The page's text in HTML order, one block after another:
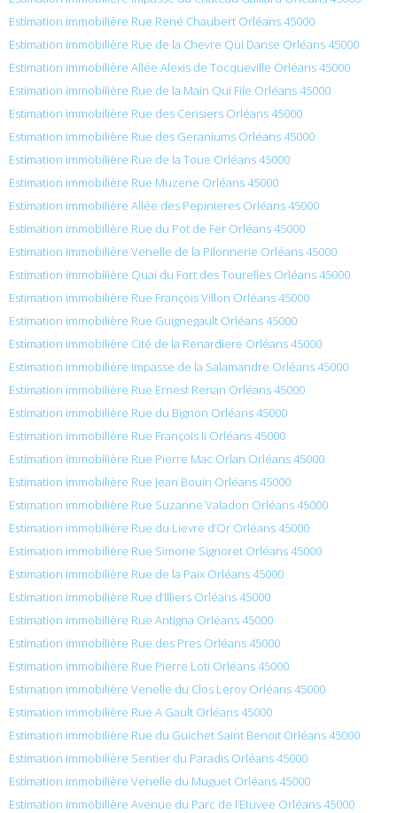
Estimation immobilière Rue René Chaubert Orléans 45000
Estimation immobilière Rue de la Chevre Qui Danse Orléans 45000
Estimation immobilière Allée Alexis de Tocqueville Orléans 45000
Estimation immobilière Rue de la Main Qui File Orléans 45000
Estimation immobilière Rue des Cerisiers Orléans 45000
Estimation immobilière Rue des Geraniums Orléans 45000
Estimation immobilière Rue de la Toue Orléans 45000
Estimation immobilière Rue Muzene Orléans 45000
Estimation immobilière Allée des Pepinieres Orléans 45000
Estimation immobilière Rue du Pot de Fer Orléans 45000
Estimation immobilière Venelle de la Pilonnerie Orléans 45000
Estimation immobilière Quai du Fort des Tourelles Orléans 45000
Estimation immobilière Rue François Villon Orléans 45000
Estimation immobilière Rue Guignegault Orléans 45000
Estimation immobilière Cité de la Renardiere Orléans 45000
Estimation immobilière Impasse de la Salamandre Orléans 45000
Estimation immobilière Rue Ernest Renan Orléans 45000
Estimation immobilière Rue du Bignon Orléans 45000
Estimation immobilière Rue François Ii Orléans 45000
Estimation immobilière Rue Pierre Mac Orlan Orléans 45000
Estimation immobilière Rue Jean Bouin Orléans 45000
Estimation immobilière Rue Suzanne Valadon Orléans 45000
Estimation immobilière Rue du Lievre d’Or Orléans 45000
Estimation immobilière Rue Simone Signoret Orléans 45000
Estimation immobilière Rue de la Paix Orléans 45000
Estimation immobilière Rue d’Illiers Orléans 45000
Estimation immobilière Rue Antigna Orléans 45000
Estimation immobilière Rue des Pres Orléans 45000
Estimation immobilière Rue Pierre Loti Orléans 45000
Estimation immobilière Venelle du Clos Leroy Orléans 45000
Estimation immobilière Rue A Gault Orléans 45000
Estimation immobilière Rue du Guichet Saint Benoit Orléans 45000
Estimation immobilière Sentier du Paradis Orléans 45000
Estimation immobilière Venelle du Muguet Orléans 45000
Estimation immobilière Avenue du Parc de l’Etuvee Orléans 45000